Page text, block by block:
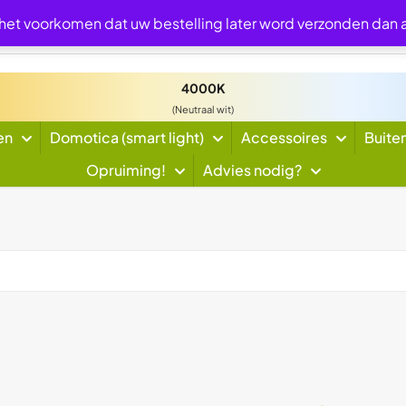
4000K
(Neutraal wit)
Domotica (smart light) Accessoires
Opruiming!
Advies nodig?
voorkomen dat uw bestelling later word verzonden dan